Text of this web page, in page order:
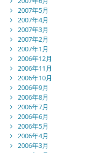
2007年5月
2007年4月
2007年3月
2007年2月
2007年1月
2006年12月
2006年11月
2006年10月
2006年9月
2006年8月
2006年7月
2006年6月
2006年5月
2006年4月
2006年3月